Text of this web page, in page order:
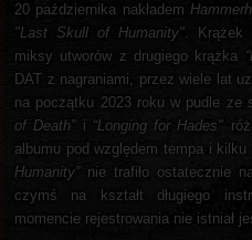
20 października nakładem
"Last Skull of Humanity". Krążek
miksy utworów z drugiego krążka
DAT z nagraniami, przez wiele lat
na początku 2023 roku w pudle ze
of Death”i “Longing for Hades"
albumu pod względem tempa i
Humanity”nie trafiło ostatecznie
czymś na kształt długiego
momencie rejestrowania nie istniał